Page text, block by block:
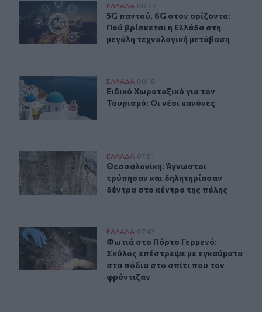
5G παντού, 6G στον ορίζοντα: Πού βρίσκεται η
ΕΛΛAΔΑ 08:26
5G παντού, 6G στον ορίζοντα: Πού
5G παντού, 6G στον ορίζοντα:
Πού βρίσκεται η Ελλάδα στη
μεγάλη τεχνολογική μετάβαση
Ειδικό Χωροταξικό για τον Τουρισμό: Οι νέοι κανόνες
ΕΛΛAΔΑ 08:18
Ειδικό Χωροταξικό για τον
Ειδικό Χωροταξικό για τον
Τουρισμό: Οι νέοι κανόνες
Θεσσαλονίκη: Άγνωστοι τρύπησαν και δηλητηρίασαν
ΕΛΛAΔΑ 07:51
Θεσσαλονίκη: Άγνωστοι τρύπησαν
Θεσσαλονίκη: Άγνωστοι
τρύπησαν και δηλητηρίασαν
δέντρα στο κέντρο της πόλης
Φωτιά στο Πόρτο Γερμενό: Σκύλος επέστρεψε με
ΕΛΛAΔΑ 07:43
Φωτιά στο Πόρτο Γερμενό: Σκύλος
Φωτιά στο Πόρτο Γερμενό:
Σκύλος επέστρεψε με εγκαύματα
στα πόδια στο σπίτι που τον
φρόντιζαν